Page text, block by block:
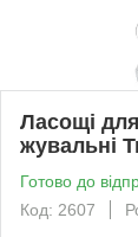
Ласощі
жувальні
Готово до
Код: 2607